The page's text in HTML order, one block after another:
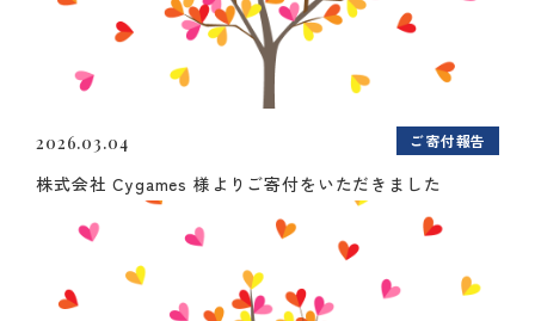
2026.03.04 ご寄付報告
株式会社 Cygames 様よりご寄付をいただきました